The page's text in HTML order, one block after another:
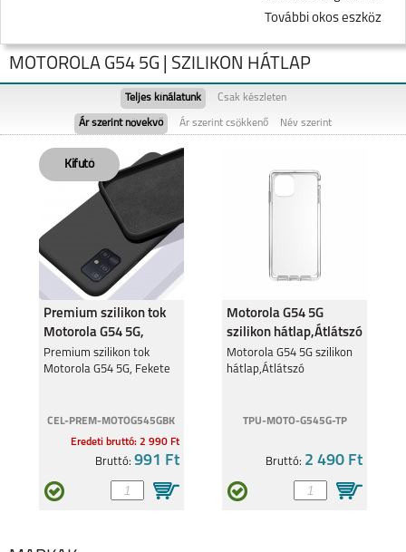
További okos eszköz
MOTOROLA EDGE 50
FUSION 5G
MOTOROLA MOTO
G35 5G
MOTOROLA MOTO
G24
MOTOROLA EDGE 40
MOTOROLA MOTO
MOTOROLA G54 5G | SZILIKON HÁTLAP
Teljes kínálatunk Csak készleten
Ár szerint növekvő Ár szerint csökkenő Név szerint
Premium szilikon tok
Motorola G54 5G,
Fekete
Premium szilikon tok
Motorola G54 5G, Fekete
CEL-PREM-MOTOG545GBK
Eredeti bruttó: 2 990 Ft
Bruttó: 991 Ft
Motorola G54 5G
szilikon hátlap,Átlátszó
Motorola G54 5G szilikon
hátlap,Átlátszó
TPU-MOTO-G545G-TP
Bruttó: 2 490 Ft